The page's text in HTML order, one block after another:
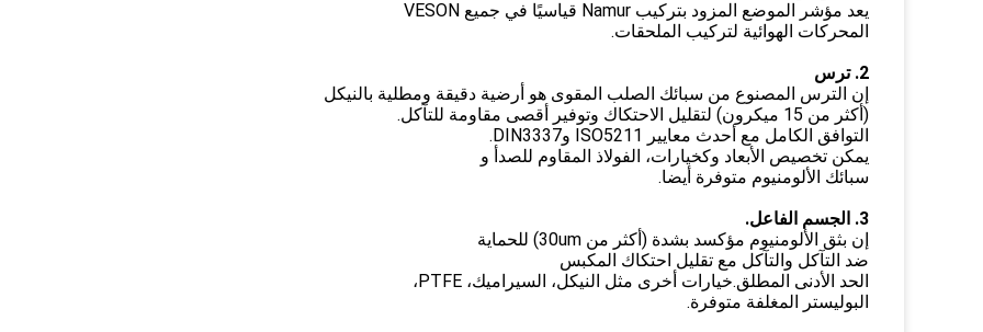
يعد مؤشر الموضع المزود بتركيب Namur قياسيًا في جميع VESON
المحركات الهوائية لتركيب الملحقات.
2. ترس
إن الترس المصنوع من سبائك الصلب المقوى هو أرضية دقيقة ومطلية بالنيكل
(أكثر من 15 ميكرون) لتقليل الاحتكاك وتوفير أقصى مقاومة للتآكل.
التوافق الكامل مع أحدث معايير ISO5211 وDIN3337.
يمكن تخصيص الأبعاد وكخيارات، الفولاذ المقاوم للصدأ و
سبائك الألومنيوم متوفرة أيضا.
3. الجسم الفاعل.
إن بثق الألومنيوم مؤكسد بشدة (أكثر من 30um) للحماية
ضد التآكل والتآكل مع تقليل احتكاك المكبس
الحد الأدنى المطلق.خيارات أخرى مثل النيكل، السيراميك، PTFE،
البوليستر المغلفة متوفرة.